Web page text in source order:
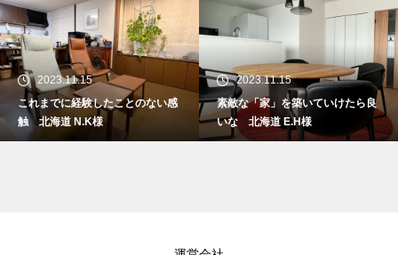
2023.11.15
これまでに経験したことのない感
触 北海道 N.K様
2023.11.15
素敵な「家」を築いていけたら良
いな 北海道 E.H様